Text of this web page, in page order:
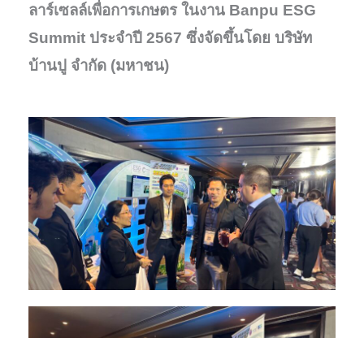
ลาร์เซลล์เพื่อการเกษตร ในงาน Banpu ESG
Summit ประจำปี 2567 ซึ่งจัดขึ้นโดย บริษัท
บ้านปู จำกัด (มหาชน)